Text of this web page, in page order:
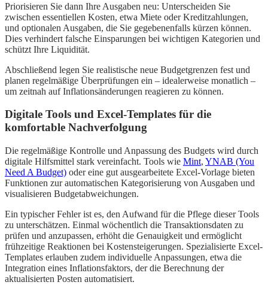
Priorisieren Sie dann Ihre Ausgaben neu: Unterscheiden Sie
zwischen essentiellen Kosten, etwa Miete oder Kreditzahlungen,
und optionalen Ausgaben, die Sie gegebenenfalls kürzen können.
Dies verhindert falsche Einsparungen bei wichtigen Kategorien und
schützt Ihre Liquidität.
Abschließend legen Sie realistische neue Budgetgrenzen fest und
planen regelmäßige Überprüfungen ein – idealerweise monatlich –
um zeitnah auf Inflationsänderungen reagieren zu können.
Digitale Tools und Excel-Templates für die
komfortable Nachverfolgung
Die regelmäßige Kontrolle und Anpassung des Budgets wird durch
digitale Hilfsmittel stark vereinfacht. Tools wie Mint, YNAB (You
Need A Budget) oder eine gut ausgearbeitete Excel-Vorlage bieten
Funktionen zur automatischen Kategorisierung von Ausgaben und
visualisieren Budgetabweichungen.
Ein typischer Fehler ist es, den Aufwand für die Pflege dieser Tools
zu unterschätzen. Einmal wöchentlich die Transaktionsdaten zu
prüfen und anzupassen, erhöht die Genauigkeit und ermöglicht
frühzeitige Reaktionen bei Kostensteigerungen. Spezialisierte Excel-
Templates erlauben zudem individuelle Anpassungen, etwa die
Integration eines Inflationsfaktors, der die Berechnung der
aktualisierten Posten automatisiert.